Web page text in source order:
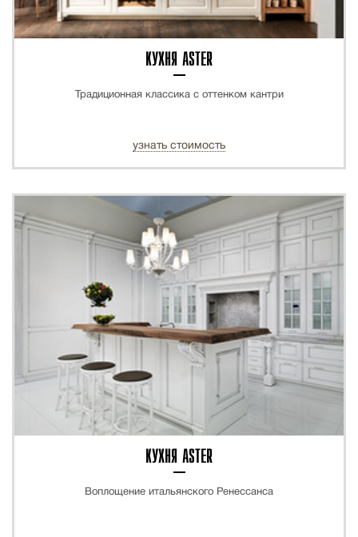
КУХНЯ ASTER
Традиционная классика с оттенком кантри
узнать стоимость
КУХНЯ ASTER
Воплощение итальянского Ренессанса